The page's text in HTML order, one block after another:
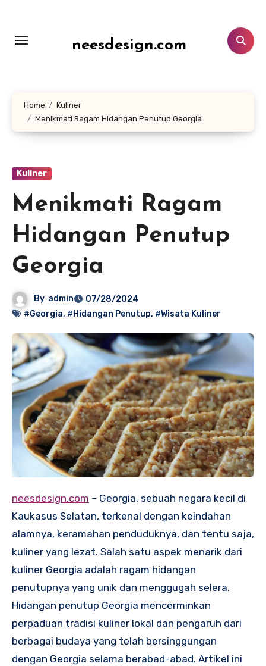
konten
neesdesign.com
Home
Kuliner
Menikmati Ragam Hidangan Penutup Georgia
Kuliner
Menikmati Ragam
Hidangan Penutup
Georgia
By admin
07/28/2024
#Georgia, #Hidangan Penutup, #Wisata Kuliner
neesdesign.com – Georgia, sebuah negara kecil di
Kaukasus Selatan, terkenal dengan keindahan
alamnya, keramahan penduduknya, dan tentu saja,
kuliner yang lezat. Salah satu aspek menarik dari
kuliner Georgia adalah ragam hidangan
penutupnya yang unik dan menggugah selera.
Hidangan penutup Georgia mencerminkan
perpaduan tradisi kuliner lokal dan pengaruh dari
berbagai budaya yang telah bersinggungan
dengan Georgia selama berabad-abad. Artikel ini